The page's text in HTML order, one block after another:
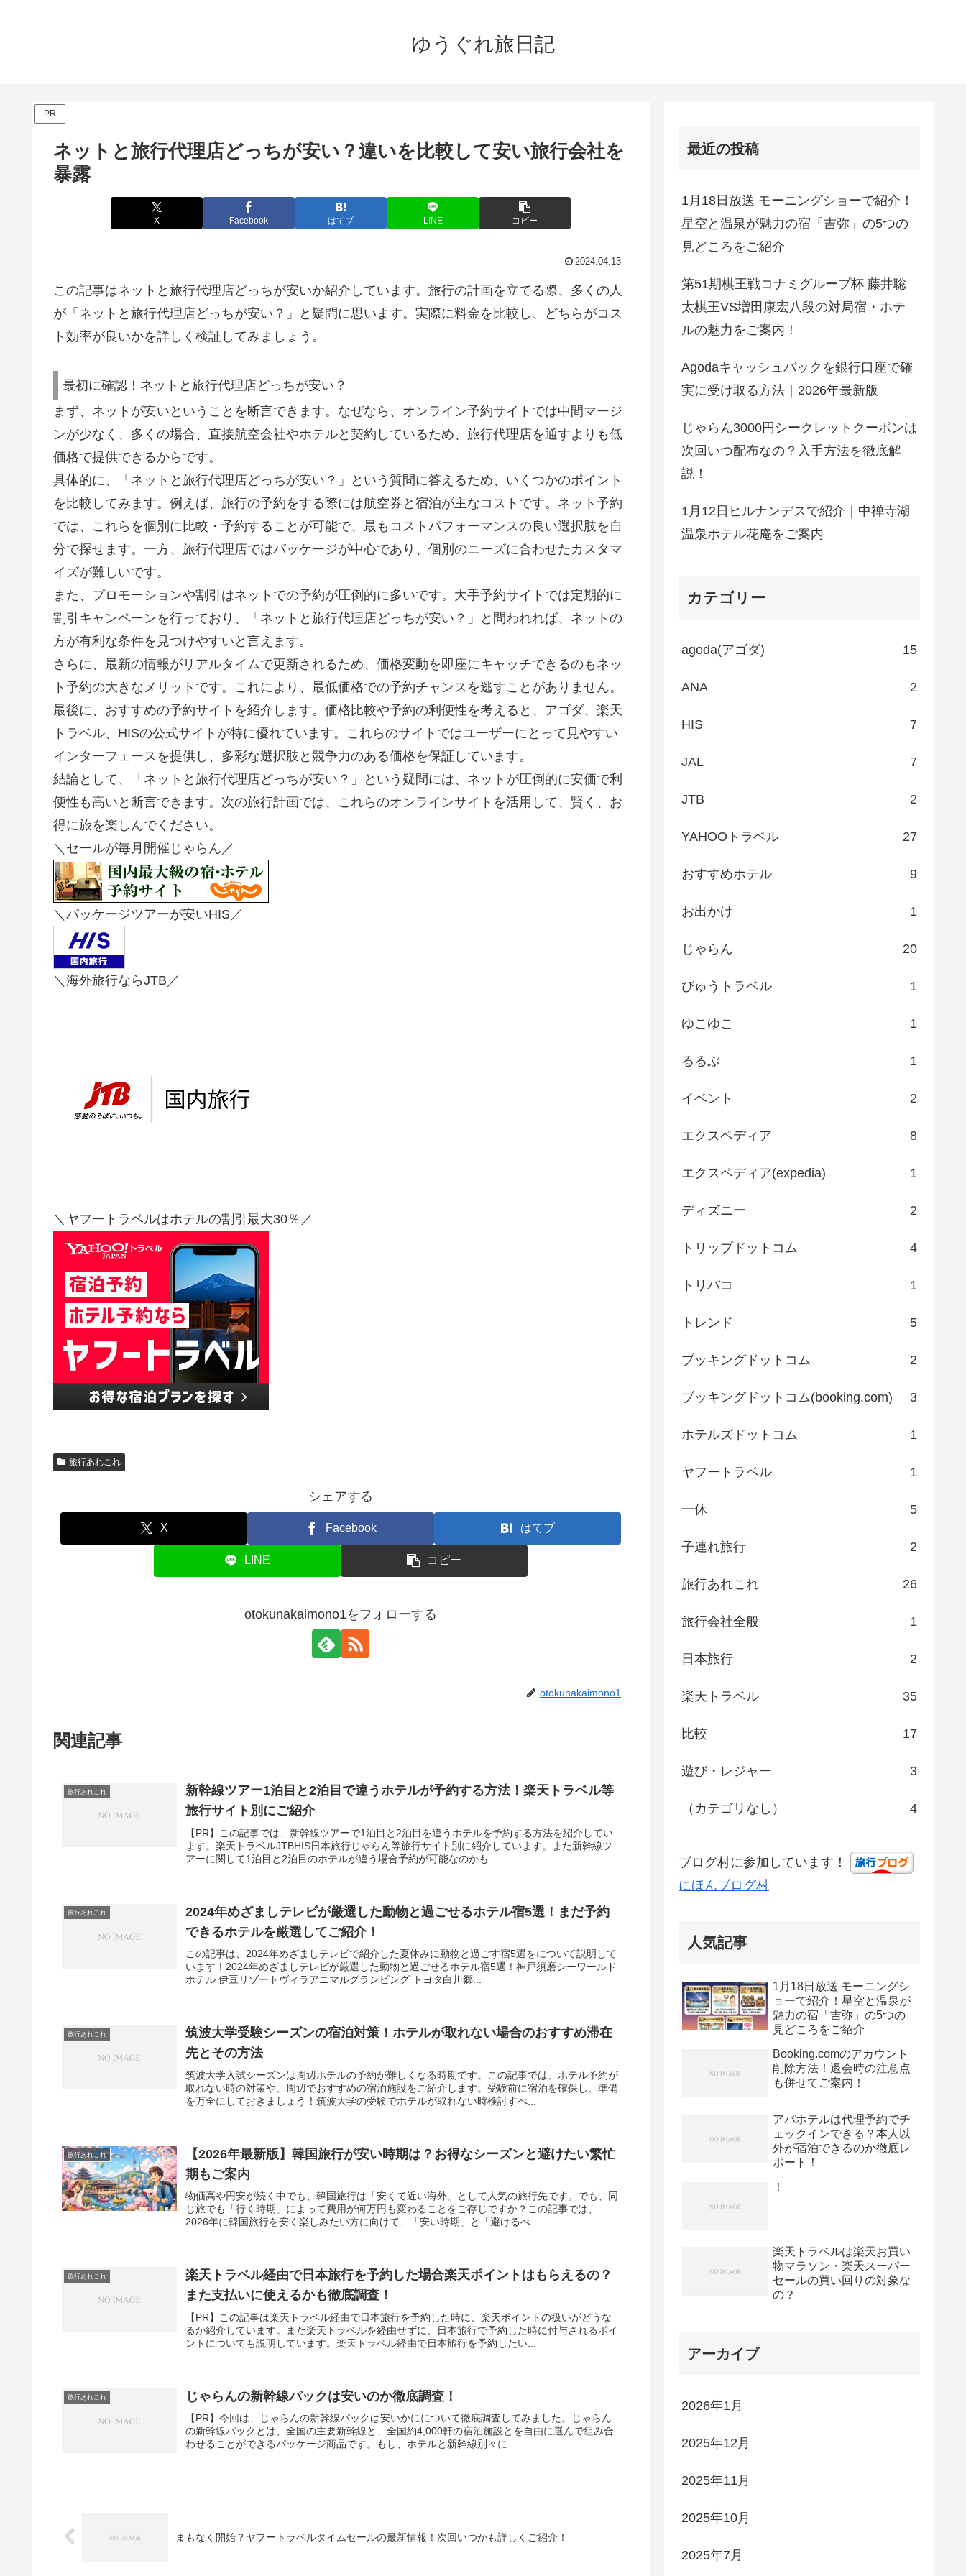
ゆうぐれ旅日記
PR
ネットと旅行代理店どっちが安い？違いを比較して安い旅行会社を
暴露
X Facebook はてブ LINE コピー
2024.04.13
この記事はネットと旅行代理店どっちが安いか紹介しています。旅行の計画を立てる際、多くの人
が「ネットと旅行代理店どっちが安い？」と疑問に思います。実際に料金を比較し、どちらがコス
ト効率が良いかを詳しく検証してみましょう。
最初に確認！ネットと旅行代理店どっちが安い？
まず、ネットが安いということを断言できます。なぜなら、オンライン予約サイトでは中間マージ
ンが少なく、多くの場合、直接航空会社やホテルと契約しているため、旅行代理店を通すよりも低
価格で提供できるからです。
具体的に、「ネットと旅行代理店どっちが安い？」という質問に答えるため、いくつかのポイント
を比較してみます。例えば、旅行の予約をする際には航空券と宿泊が主なコストです。ネット予約
では、これらを個別に比較・予約することが可能で、最もコストパフォーマンスの良い選択肢を自
分で探せます。一方、旅行代理店ではパッケージが中心であり、個別のニーズに合わせたカスタマ
イズが難しいです。
また、プロモーションや割引はネットでの予約が圧倒的に多いです。大手予約サイトでは定期的に
割引キャンペーンを行っており、「ネットと旅行代理店どっちが安い？」と問われれば、ネットの
方が有利な条件を見つけやすいと言えます。
さらに、最新の情報がリアルタイムで更新されるため、価格変動を即座にキャッチできるのもネッ
ト予約の大きなメリットです。これにより、最低価格での予約チャンスを逃すことがありません。
最後に、おすすめの予約サイトを紹介します。価格比較や予約の利便性を考えると、アゴダ、楽天
トラベル、HISの公式サイトが特に優れています。これらのサイトではユーザーにとって見やすい
インターフェースを提供し、多彩な選択肢と競争力のある価格を保証しています。
結論として、「ネットと旅行代理店どっちが安い？」という疑問には、ネットが圧倒的に安価で利
便性も高いと断言できます。次の旅行計画では、これらのオンラインサイトを活用して、賢く、お
得に旅を楽しんでください。
＼セールが毎月開催じゃらん／
＼パッケージツアーが安いHIS／
＼海外旅行ならJTB／
＼ヤフートラベルはホテルの割引最大30％／
旅行あれこれ
シェアする
X Facebook はてブ
LINE コピー
otokunakaimono1をフォローする
otokunakaimono1
関連記事
旅行あれこれ
新幹線ツアー1泊目と2泊目で違うホテルが予約する方法！楽天トラベル等
旅行サイト別にご紹介
【PR】この記事では、新幹線ツアーで1泊目と2泊目を違うホテルを予約する方法を紹介してい
ます。楽天トラベルJTBHIS日本旅行じゃらん等旅行サイト別に紹介しています。また新幹線ツ
アーに関して1泊目と2泊目のホテルが違う場合予約が可能なのかも...
旅行あれこれ
2024年めざましテレビが厳選した動物と過ごせるホテル宿5選！まだ予約
できるホテルを厳選してご紹介！
この記事は、2024年めざましテレビで紹介した夏休みに動物と過ごす宿5選をについて説明して
います！2024年めざましテレビが厳選した動物と過ごせるホテル宿5選！神戸須磨シーワールド
ホテル 伊豆リゾートヴィラアニマルグランピング トヨタ白川郷...
旅行あれこれ
筑波大学受験シーズンの宿泊対策！ホテルが取れない場合のおすすめ滞在
先とその方法
筑波大学入試シーズンは周辺ホテルの予約が難しくなる時期です。この記事では、ホテル予約が
取れない時の対策や、周辺でおすすめの宿泊施設をご紹介します。受験前に宿泊を確保し、準備
を万全にしておきましょう！筑波大学の受験でホテルが取れない時検討すべ...
旅行あれこれ
【2026年最新版】韓国旅行が安い時期は？お得なシーズンと避けたい繁忙
期もご案内
物価高や円安が続く中でも、韓国旅行は「安くて近い海外」として人気の旅行先です。でも、同
じ旅でも「行く時期」によって費用が何万円も変わることをご存じですか？この記事では、
2026年に韓国旅行を安く楽しみたい方に向けて、「安い時期」と「避けるべ...
旅行あれこれ
楽天トラベル経由で日本旅行を予約した場合楽天ポイントはもらえるの？
また支払いに使えるかも徹底調査！
【PR】この記事は楽天トラベル経由で日本旅行を予約した時に、楽天ポイントの扱いがどうな
るか紹介しています。また楽天トラベルを経由せずに、日本旅行で予約した時に付与されるポイ
ントについても説明しています。楽天トラベル経由で日本旅行を予約したい...
旅行あれこれ じゃらんの新幹線パックは安いのか徹底調査！
【PR】今回は、じゃらんの新幹線パックは安いかにについて徹底調査してみました。じゃらん
の新幹線パックとは、全国の主要新幹線と、全国約4,000軒の宿泊施設とを自由に選んで組み合
わせることができるパッケージ商品です。もし、ホテルと新幹線別々に...
まもなく開始？ヤフートラベルタイムセールの最新情報！次回いつかも詳しくご紹介！
最近の投稿
1月18日放送 モーニングショーで紹介！
星空と温泉が魅力の宿「吉弥」の5つの
見どころをご紹介
第51期棋王戦コナミグループ杯 藤井聡
太棋王VS増田康宏八段の対局宿・ホテ
ルの魅力をご案内！
Agodaキャッシュバックを銀行口座で確
実に受け取る方法｜2026年最新版
じゃらん3000円シークレットクーポンは
次回いつ配布なの？入手方法を徹底解
説！
1月12日ヒルナンデスで紹介｜中禅寺湖
温泉ホテル花庵をご案内
カテゴリー
agoda(アゴダ) 15
ANA 2
HIS 7
JAL 7
JTB 2
YAHOOトラベル 27
おすすめホテル 9
お出かけ 1
じゃらん 20
びゅうトラベル 1
ゆこゆこ 1
るるぶ 1
イベント 2
エクスペディア 8
エクスペディア(expedia) 1
ディズニー 2
トリップドットコム 4
トリバコ 1
トレンド 5
ブッキングドットコム 2
ブッキングドットコム(booking.com) 3
ホテルズドットコム 1
ヤフートラベル 1
一休 5
子連れ旅行 2
旅行あれこれ 26
旅行会社全般 1
日本旅行 2
楽天トラベル 35
比較 17
遊び・レジャー 3
（カテゴリなし） 4
ブログ村に参加しています！
にほんブログ村
人気記事
1月18日放送 モーニングシ
ョーで紹介！星空と温泉が
魅力の宿「吉弥」の5つの
見どころをご紹介
Booking.comのアカウント
削除方法！退会時の注意点
も併せてご案内！
アパホテルは代理予約でチ
ェックインできる？本人以
外が宿泊できるのか徹底レ
ポート！
！
楽天トラベルは楽天お買い
物マラソン・楽天スーパー
セールの買い回りの対象な
の？
アーカイブ
2026年1月
2025年12月
2025年11月
2025年10月
2025年7月